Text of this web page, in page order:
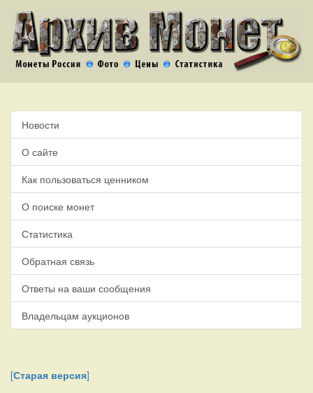
Новости
О сайте
Как пользоваться ценником
О поиске монет
Статистика
Обратная связь
Ответы на ваши сообщения
Владельцам аукционов
[Старая версия]